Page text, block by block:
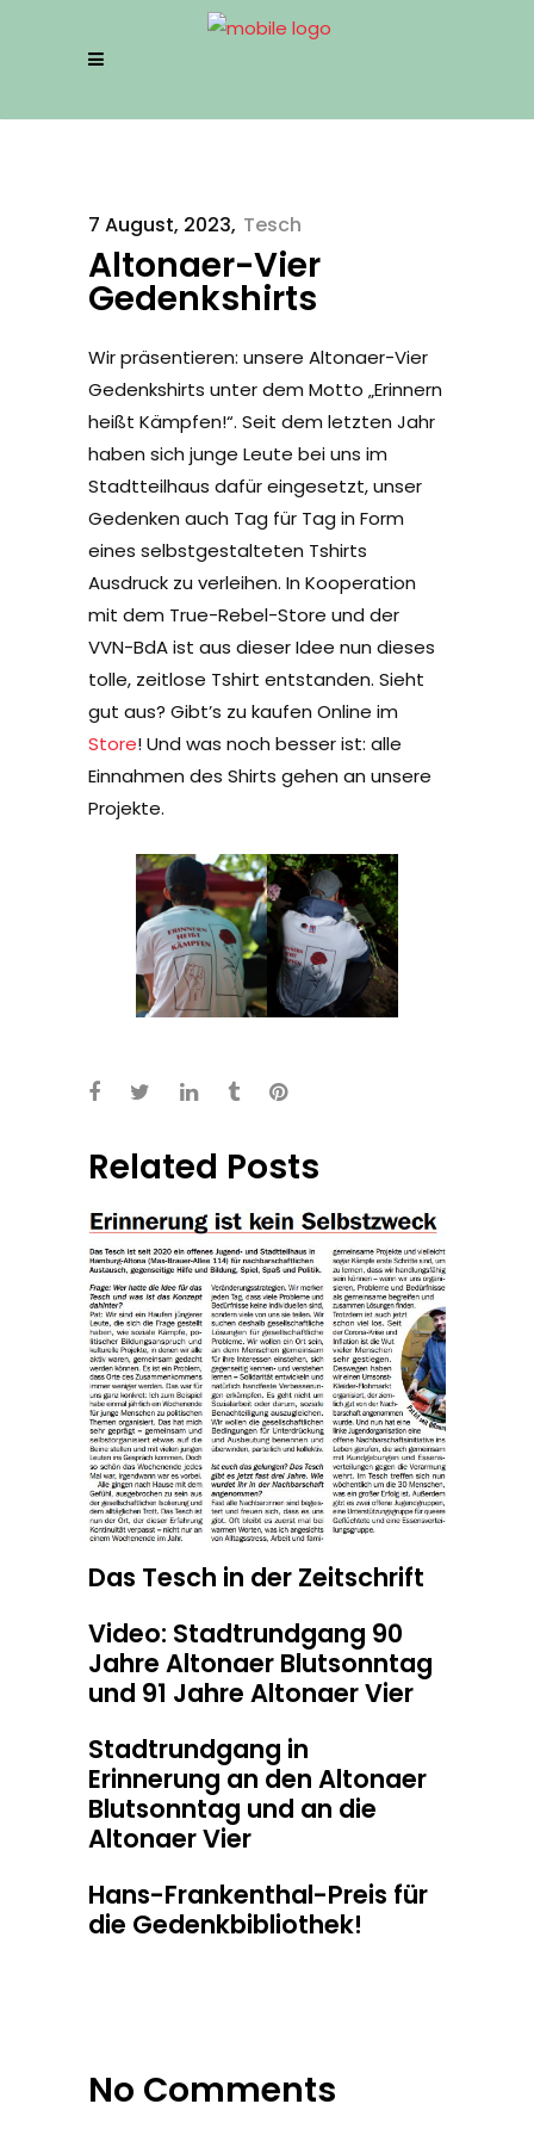
7 August, 2023 Tesch
Altonaer-Vier
Gedenkshirts
Wir präsentieren: unsere Altonaer-Vier
Gedenkshirts unter dem Motto „Erinnern
heißt Kämpfen!“. Seit dem letzten Jahr
haben sich junge Leute bei uns im
Stadtteilhaus dafür eingesetzt, unser
Gedenken auch Tag für Tag in Form
eines selbstgestalteten Tshirts
Ausdruck zu verleihen. In Kooperation
mit dem True-Rebel-Store und der
VVN-BdA ist aus dieser Idee nun dieses
tolle, zeitlose Tshirt entstanden. Sieht
gut aus? Gibt’s zu kaufen Online im
Store! Und was noch besser ist: alle
Einnahmen des Shirts gehen an unsere
Projekte.
Related Posts
Das Tesch in der Zeitschrift
Video: Stadtrundgang 90
Jahre Altonaer Blutsonntag
und 91 Jahre Altonaer Vier
Stadtrundgang in
Erinnerung an den Altonaer
Blutsonntag und an die
Altonaer Vier
Hans-Frankenthal-Preis für
die Gedenkbibliothek!
No Comments